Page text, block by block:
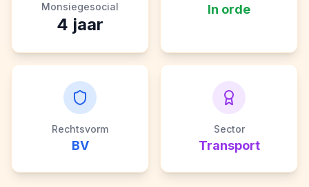
Monsiegesocial
4 jaar
In orde
Rechtsvorm
BV
Sector
Transport